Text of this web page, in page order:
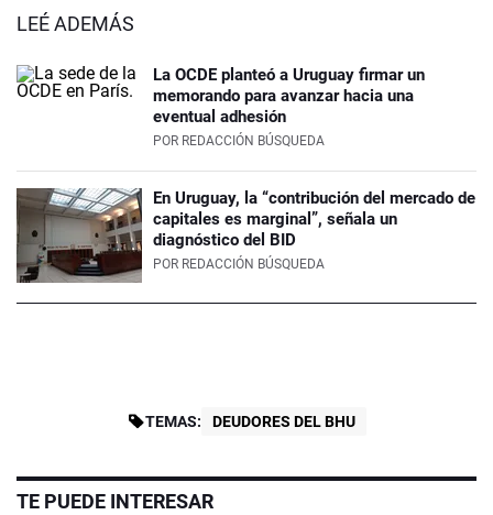
LEÉ ADEMÁS
La OCDE planteó a Uruguay firmar un
memorando para avanzar hacia una
eventual adhesión
POR REDACCIÓN BÚSQUEDA
En Uruguay, la “contribución del mercado de
capitales es marginal”, señala un
diagnóstico del BID
POR REDACCIÓN BÚSQUEDA
TEMAS: DEUDORES DEL BHU
TE PUEDE INTERESAR